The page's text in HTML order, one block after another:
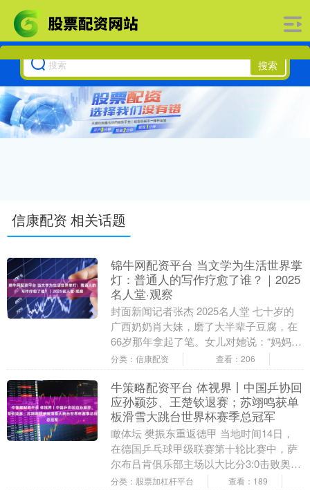
搜索
信康配资 相关话题
锦牛网配资平台 当文学为生活世界掌
灯：普通人的写作疗愈了谁？｜2025
名人堂·观察
封面新闻记者张杰 2025名人堂 七十岁的
广西奶奶肖大妹，磨了大半辈子豆腐，在
66岁那年拿起了笔。女儿对她说：“妈妈，
写你看见的人，写你经历过的事。”于是，
分类：信康配资 查看：206
牛策略配资平台 体视界丨中国乒协回
应孙颖莎、王楚钦退赛；苏翊鸣获单
板滑雪大跳台世界杯赛季总冠军
瞰体坛 樊振东重返德甲 当地时间14日，
在德国乒乓球甲级联赛第十轮比赛中，萨
尔布吕肯俱乐部主场以大比分3:0击败奥克
森豪森俱乐部。代表主队的中国运动员樊
分类：股票加杠杆平台 查看：189